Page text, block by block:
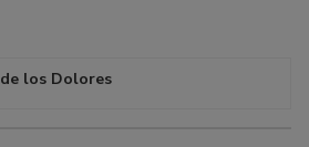
los Dolores